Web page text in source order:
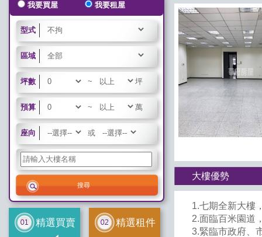
我要買屋 我要租屋
型式
區域
坪數 ~ 坪
預算 ~ 萬
座向 或
精選買賣 精選租件
大樓優勢
1.七期全新大樓
2.面臨百米園道
3.緊臨市政府、